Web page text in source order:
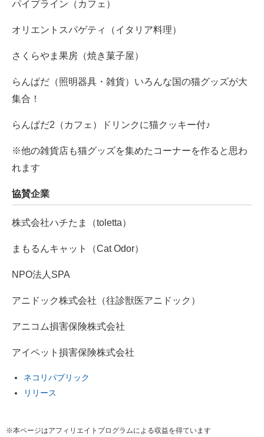
パイプライン（カフェ）
オリエントスパゲティ（イタリア料理）
さくらやま果房（焼き菓子屋）
らんぱだ（照明器具・雑貨）いろんな国の猫グッズが大
集合！
らんぱだ2（カフェ）ドリンクに猫クッキー付♪
※他の雑貨店も猫グッズを集めたコーナーを作ると思わ
れます
協賛企業
株式会社ハチたま（toletta）
まもるんキャット（Cat Odor）
NPO法人SPA
アニドック株式会社（往診獣医アニドック）
アニコム損害保険株式会社
アイペット損害保険株式会社
ネコリパブリック
リリース
※本ページはアフィリエイトプログラムによる収益を得ています